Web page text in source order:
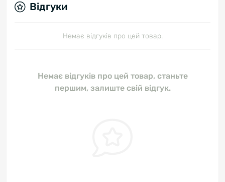
Відгуки
Немає відгуків про цей товар.
Немає відгуків про цей товар, станьте
першим, залиште свій відгук.